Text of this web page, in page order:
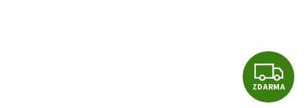
Z
D
ZDARMA